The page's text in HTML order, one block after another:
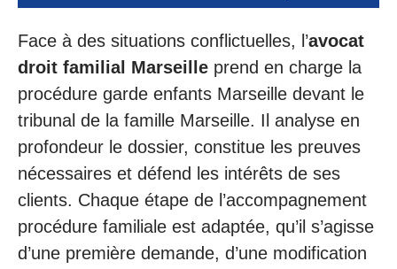
Face à des situations conflictuelles, l’avocat
droit familial Marseille prend en charge la
procédure garde enfants Marseille devant le
tribunal de la famille Marseille. Il analyse en
profondeur le dossier, constitue les preuves
nécessaires et défend les intérêts de ses
clients. Chaque étape de l’accompagnement
procédure familiale est adaptée, qu’il s’agisse
d’une première demande, d’une modification